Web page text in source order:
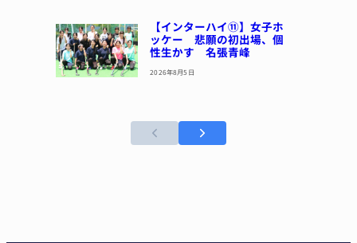
【インターハイ⑪】女子ホ
ッケー 悲願の初出場、個
性生かす 名張青峰
2026年8月5日